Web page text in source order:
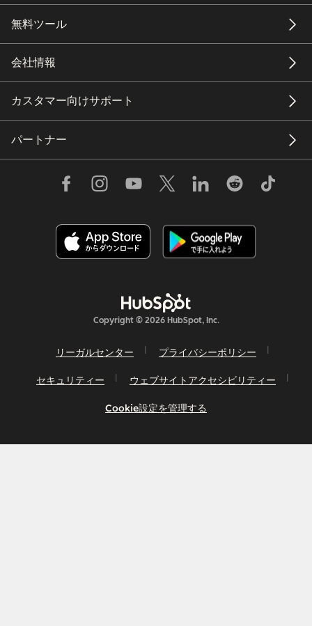
無料ツール
会社情報
カスタマー向けサポート
パートナー
Copyright © 2026 HubSpot, Inc.
リーガルセンター プライバシーポリシー
セキュリティー ウェブサイトアクセシビリティー
Cookie設定を管理する